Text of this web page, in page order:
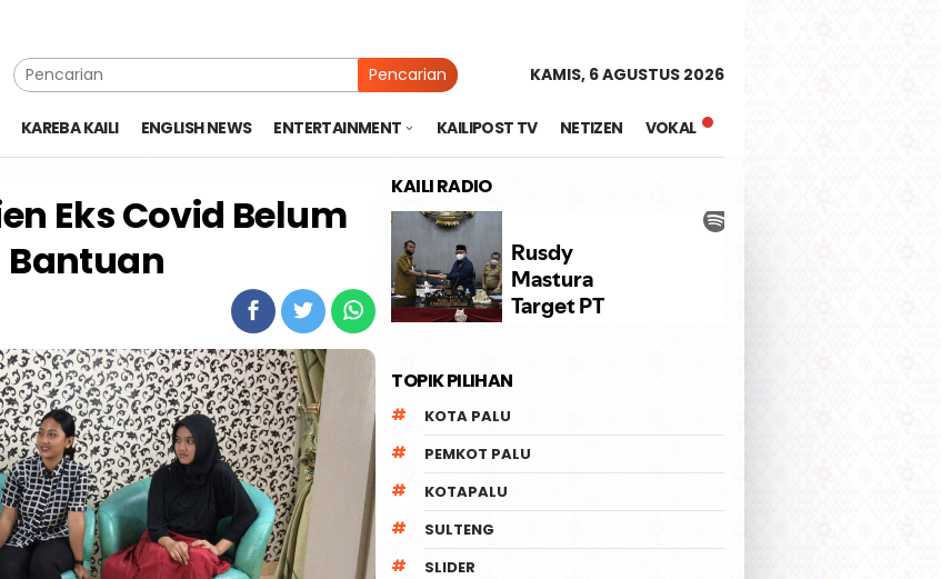
Pencarian KAMIS, 6 AGUSTUS 2026
KAREBA KAILI ENGLISH NEWS ENTERTAINMENT KAILIPOST TV NETIZEN VOKAL
Eks Covid Belum
Bantuan
KAILI RADIO
TOPIK PILIHAN
KOTA PALU
PEMKOT PALU
KOTAPALU
SULTENG
SLIDER